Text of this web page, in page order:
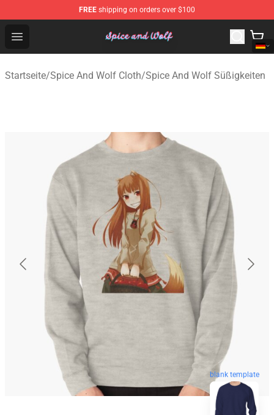
FREE shipping on orders over $100
Open menu
Spice And Wolf Store - Official Spice And Wolf
Startseite/Spice And Wolf Cloth/Spice And Wolf Süßigkeiten
blank template